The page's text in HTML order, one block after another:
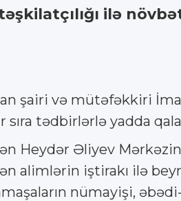
ilə
şairi və mütəfəkkiri
tədbirlərlə yadda
Heydər Əliyev
alimlərin iştirakı ilə
nümayişi,